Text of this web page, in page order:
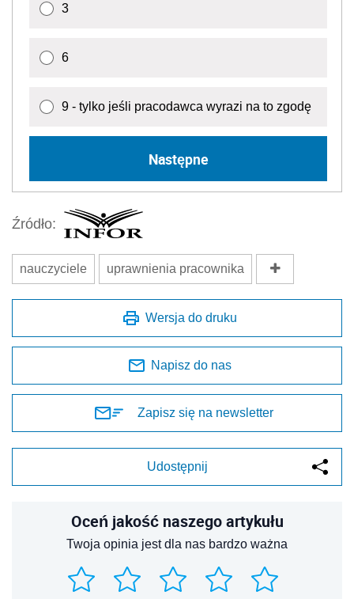
3
6
9 - tylko jeśli pracodawca wyrazi na to zgodę
Następne
Źródło:
nauczyciele uprawnienia pracownika
Wersja do druku
Napisz do nas
Zapisz się na newsletter
Udostępnij
Oceń jakość naszego artykułu
Twoja opinia jest dla nas bardzo ważna